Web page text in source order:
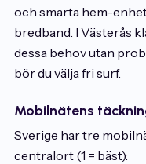
och smarta hem-
bredband. I Västerås
dessa behov utan
bör du välja fri surf.
Mobilnätens
Sverige har tre
centralort (1 = bäst):